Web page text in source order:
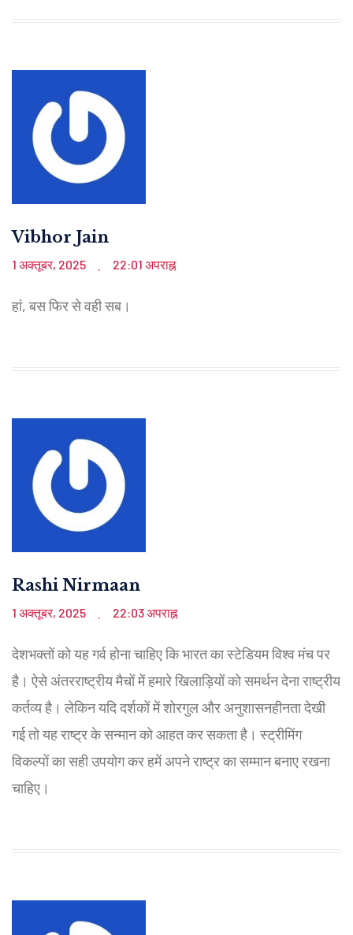
Vibhor Jain
1 अक्तूबर, 2025 . 22:01 अपराह्न
हां, बस फिर से वही सब।
Rashi Nirmaan
1 अक्तूबर, 2025 . 22:03 अपराह्न
देशभक्तों को यह गर्व होना चाहिए कि भारत का स्टेडियम विश्व मंच पर
है। ऐसे अंतरराष्ट्रीय मैचों में हमारे खिलाड़ियों को समर्थन देना राष्ट्रीय
कर्तव्य है। लेकिन यदि दर्शकों में शोरगुल और अनुशासनहीनता देखी
गई तो यह राष्ट्र के सन्मान को आहत कर सकता है। स्ट्रीमिंग
विकल्पों का सही उपयोग कर हमें अपने राष्ट्र का सम्मान बनाए रखना
चाहिए।